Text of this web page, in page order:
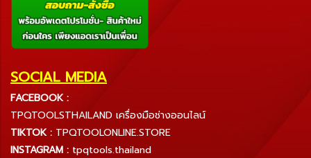
SOCIAL MEDIA
FACEBOOK :
TPQTOOLSTHAILAND เครื่องมือช่างออนไลน์
TIKTOK : TPQTOOLONLINE.STORE
INSTAGRAM : tpqtools.thailand